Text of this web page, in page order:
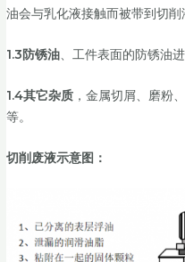
油会与乳化液接触而被带到切削
1.3防锈油 、工件表面的防锈油
1.4其它杂质 ，金属切屑、磨粉
等。
切削废液示意图：